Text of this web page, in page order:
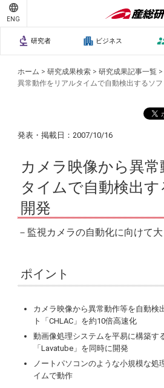
ENG
研究者 ビジネス
ホーム >研究成果検索 >研究成果記事一覧 >
異常動作をリアルタイムで自動検出するソ
発表・掲載日：2007/10/16
カメラ映像から異
タイムで自動検出
開発
－監視カメラの自動化に向けて
ポイント
カメラ映像から異常動作等を自動検
ト「CHLAC」を約10倍高速化
動画像処理システムを平易に構築す
「Lavatube 」を同時に開発
ノートパソコンのような小規模な処
イムで動作